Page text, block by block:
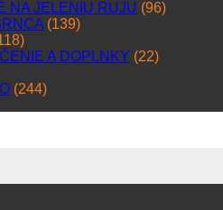
NA JELENIU RUJU (96)
(139)
A DOPLNKY (22)
(244)